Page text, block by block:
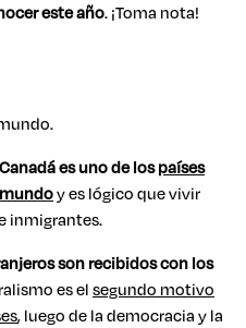
este año. ¡Toma nota!
Canadá es uno de lospaíses
y es lógico que vivir
inmigrantes.
son recibidos con los
es elsegundo motivo
, luego de la democracia y la